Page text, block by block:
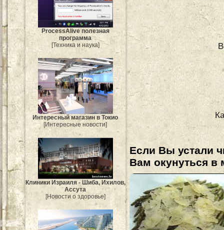
ProcessAlive полезная
программа
[Техника и наука]
Интересный магазин в Токио
[Интересные новости]
Клиники Израиля - Шиба, Ихилов,
Ассута
[Новости о здоровье]
Если Вы устали
Вам окунуться в